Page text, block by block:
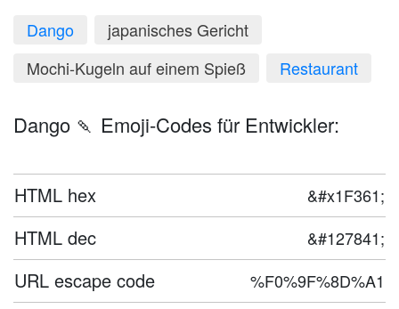
Dango
japanisches Gericht
Mochi-Kugeln auf einem Spieß
Restaurant
Dango 🍡 Emoji-Codes für Entwickler:
HTML hex &#x1F361;
HTML dec &#127841;
URL escape code %F0%9F%8D%A1